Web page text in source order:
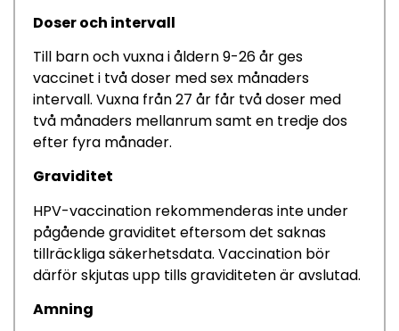
Doser och intervall
Till barn och vuxna i åldern 9-26 år ges
vaccinet i två doser med sex månaders
intervall. Vuxna från 27 år får två doser med
två månaders mellanrum samt en tredje dos
efter fyra månader.
Graviditet
HPV-vaccination rekommenderas inte under
pågående graviditet eftersom det saknas
tillräckliga säkerhetsdata. Vaccination bör
därför skjutas upp tills graviditeten är avslutad.
Amning